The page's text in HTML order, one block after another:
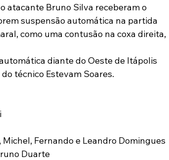
atacante Bruno Silva receberam o
suspensão automática na partida
como uma contusão na coxa direita,
diante do Oeste de Itápolis
técnico Estevam Soares.
Fernando e Leandro Domingues
Duarte